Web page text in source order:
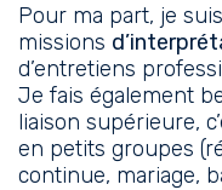
Pour ma part, je
missions
d’entretiens
Je fais également
liaison supérieure,
en petits groupes
continue, mariage,